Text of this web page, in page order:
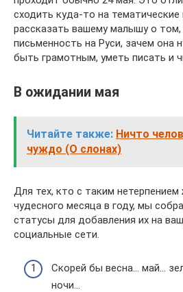
сходить куда-то на тематические
рассказать вашему малышу о
письменность на Руси, зачем она
быть грамотным, уметь писать и
В ожидании мая
Читайте также: Ничто
чуждо (О слонах)
Для тех, кто с таким
чудесного месяца в году, мы
статусы для добавления их на
социальные сети.
Скорей бы весна… май…
ночи…